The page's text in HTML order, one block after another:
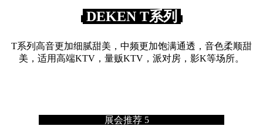
DEKEN T系列
T系列高音更加细腻甜美，中频更加饱满通透，音色柔顺甜
美，适用高端KTV，量贩KTV，派对房，影K等场所。
展会推荐 5